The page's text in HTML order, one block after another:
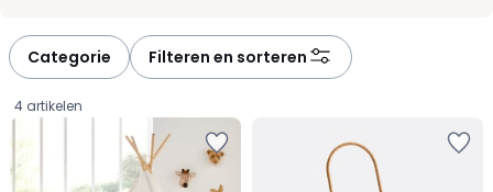
Categorie Filteren en sorteren
4 artikelen